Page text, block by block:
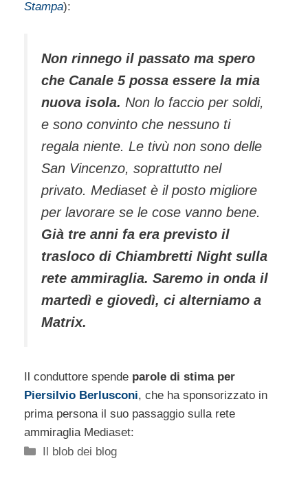
Stampa):
Non rinnego il passato ma spero
che Canale 5 possa essere la mia
nuova isola. Non lo faccio per soldi,
e sono convinto che nessuno ti
regala niente. Le tivù non sono delle
San Vincenzo, soprattutto nel
privato. Mediaset è il posto migliore
per lavorare se le cose vanno bene.
Già tre anni fa era previsto il
trasloco di Chiambretti Night sulla
rete ammiraglia. Saremo in onda il
martedì e giovedì, ci alterniamo a
Matrix.
Il conduttore spende parole di stima per
Piersilvio Berlusconi, che ha sponsorizzato in
prima persona il suo passaggio sulla rete
ammiraglia Mediaset:
Categorie
Il blob dei blog